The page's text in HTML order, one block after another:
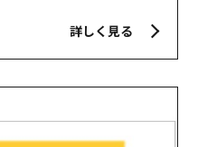
詳しく見る